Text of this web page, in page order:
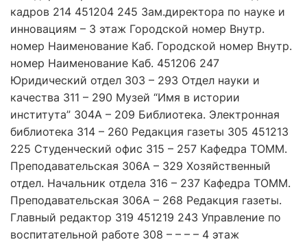
кадров 214 451204 245 Зам.директора по науке и
инновациям – 3 этаж Городской номер Внутр.
номер Наименование Каб. Городской номер Внутр.
номер Наименование Каб. 451206 247
Юридический отдел 303 – 293 Отдел науки и
качества 311 – 290 Музей “Имя в истории
института” 304А – 209 Библиотека. Электронная
библиотека 314 – 260 Редакция газеты 305 451213
225 Студенческий офис 315 – 257 Кафедра ТОММ.
Преподавательская 306А – 329 Хозяйственный
отдел. Начальник отдела 316 – 237 Кафедра ТОММ.
Преподавательская 306А – 268 Редакция газеты.
Главный редактор 319 451219 243 Управление по
воспитательной работе 308 – – – – 4 этаж